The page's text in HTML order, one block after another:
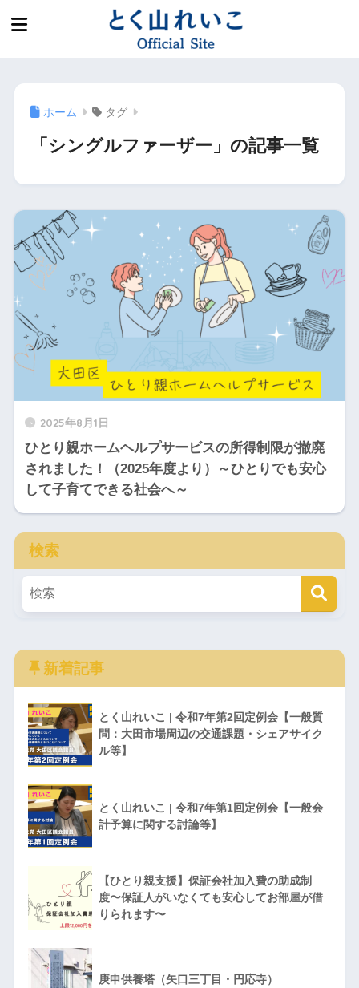
ホーム タグ
「シングルファーザー」の記事一覧
2025年8月1日
ひとり親ホームヘルプサービスの所得制限が撤廃
されました！（2025年度より）～ひとりでも安心
して子育てできる社会へ～
検索
新着記事
とく山れいこ | 令和7年第2回定例会【一般質
問：大田市場周辺の交通課題・シェアサイク
ル等】
とく山れいこ | 令和7年第1回定例会【一般会
計予算に関する討論等】
【ひとり親支援】保証会社加入費の助成制
度〜保証人がいなくても安心してお部屋が借
りられます〜
庚申供養塔（矢口三丁目・円応寺）